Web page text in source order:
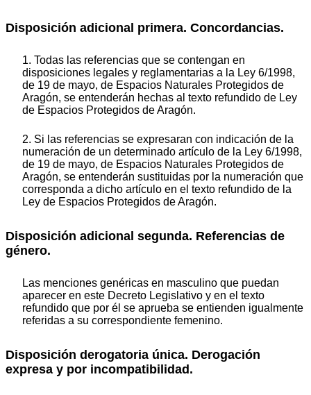
Disposición adicional primera. Concordancias.
1. Todas las referencias que se contengan en
disposiciones legales y reglamentarias a la Ley 6/1998,
de 19 de mayo, de Espacios Naturales Protegidos de
Aragón, se entenderán hechas al texto refundido de Ley
de Espacios Protegidos de Aragón.
2. Si las referencias se expresaran con indicación de la
numeración de un determinado artículo de la Ley 6/1998,
de 19 de mayo, de Espacios Naturales Protegidos de
Aragón, se entenderán sustituidas por la numeración que
corresponda a dicho artículo en el texto refundido de la
Ley de Espacios Protegidos de Aragón.
Disposición adicional segunda. Referencias de
género.
Las menciones genéricas en masculino que puedan
aparecer en este Decreto Legislativo y en el texto
refundido que por él se aprueba se entienden igualmente
referidas a su correspondiente femenino.
Disposición derogatoria única. Derogación
expresa y por incompatibilidad.